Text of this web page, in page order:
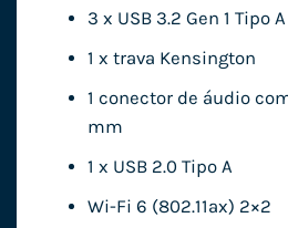
3 x USB 3.2 Gen 1 Tipo A
1 x trava Kensington
1 conector de áudio
mm
1 x USB 2.0 Tipo A
Wi-Fi 6 (802.11ax) 2×2